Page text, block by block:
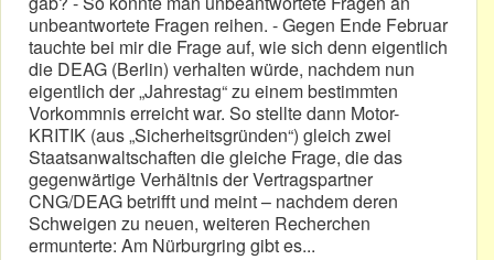
unbeantwortete Fragen reihen. - Gegen Ende Februar
tauchte bei mir die Frage auf, wie sich denn eigentlich
die DEAG (Berlin) verhalten würde, nachdem nun
eigentlich der „Jahrestag“ zu einem bestimmten
Vorkommnis erreicht war. So stellte dann Motor-
KRITIK (aus „Sicherheitsgründen“) gleich zwei
Staatsanwaltschaften die gleiche Frage, die das
gegenwärtige Verhältnis der Vertragspartner
CNG/DEAG betrifft und meint – nachdem deren
Schweigen zu neuen, weiteren Recherchen
ermunterte: Am Nürburgring gibt es...